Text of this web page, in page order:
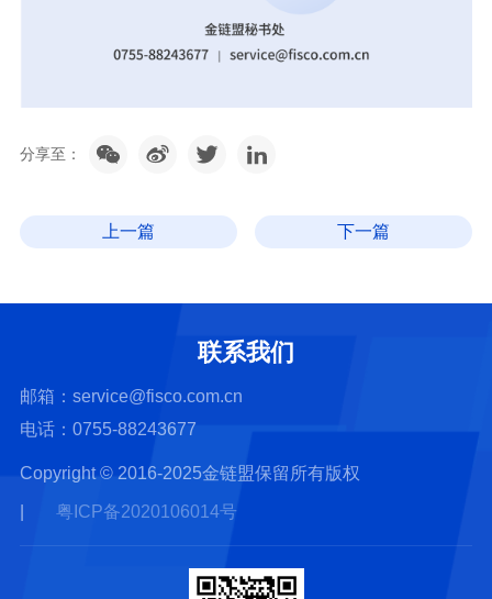
分享至：
上一篇 下一篇
联系我们
邮箱：service@fisco.com.cn
电话：0755-88243677
Copyright © 2016-2025金链盟保留所有版权
粤ICP备2020106014号